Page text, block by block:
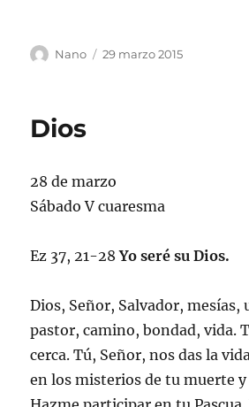
Autor
Nano
Publicado
29 marzo 2015
Dios
28 de marzo
Sábado V cuaresma
Ez 37, 21-28Yo seré su Dios.
Dios, Señor, Salvador, mesías,
pastor, camino, bondad, vida.
cerca. Tú, Señor, nos das la
en los misterios de tu muerte